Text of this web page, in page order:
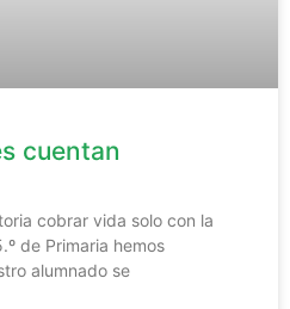
cuentan
cobrar vida solo con la
de Primaria hemos
alumnado se